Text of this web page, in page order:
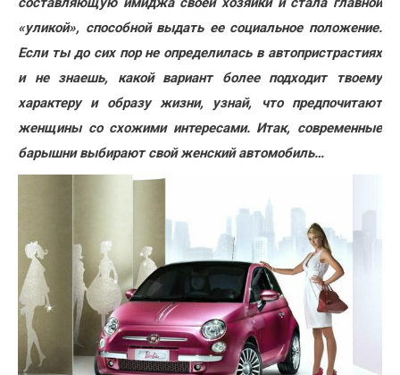
«уликой», способной выдать ее социальное положе­ние.
Если ты до сих пор не определилась в авто­пристрастиях
и не знаешь, какой вариант более подхо­дит твоему
характеру и обра­зу жизни, узнай, что пред­почитают
женщины со схожими интересами. Итак, современ­ные
барышни выбирают свой женский автомобиль…